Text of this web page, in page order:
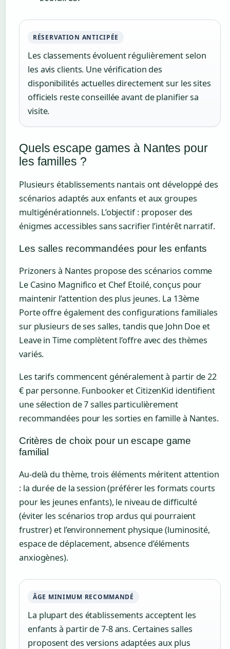
RÉSERVATION ANTICIPÉE
Les classements évoluent régulièrement selon
les avis clients. Une vérification des
disponibilités actuelles directement sur les sites
officiels reste conseillée avant de planifier sa
visite.
Quels escape games à Nantes pour
les familles ?
Plusieurs établissements nantais ont développé des
scénarios adaptés aux enfants et aux groupes
multigénérationnels. L’objectif : proposer des
énigmes accessibles sans sacrifier l’intérêt narratif.
Les salles recommandées pour les enfants
Prizoners à Nantes propose des scénarios comme
Le Casino Magnifico et Chef Etoilé, conçus pour
maintenir l’attention des plus jeunes. La 13ème
Porte offre également des configurations familiales
sur plusieurs de ses salles, tandis que John Doe et
Leave in Time complètent l’offre avec des thèmes
variés.
Les tarifs commencent généralement à partir de 22
€ par personne. Funbooker et CitizenKid identifient
une sélection de 7 salles particulièrement
recommandées pour les sorties en famille à Nantes.
Critères de choix pour un escape game
familial
Au-delà du thème, trois éléments méritent attention
: la durée de la session (préférer les formats courts
pour les jeunes enfants), le niveau de difficulté
(éviter les scénarios trop ardus qui pourraient
frustrer) et l’environnement physique (luminosité,
espace de déplacement, absence d’éléments
anxiogènes).
ÂGE MINIMUM RECOMMANDÉ
La plupart des établissements acceptent les
enfants à partir de 7-8 ans. Certaines salles
proposent des versions adaptées aux plus